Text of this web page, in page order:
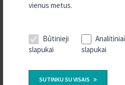
vienus metus.
Būtinieji
slapukai
Analitiniai
slapukai
SUTINKU SU VISAIS